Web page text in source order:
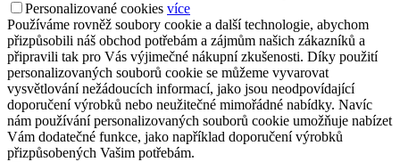
Personalizované cookies více
Používáme rovněž soubory cookie a další technologie, abychom
přizpůsobili náš obchod potřebám a zájmům našich zákazníků a
připravili tak pro Vás výjimečné nákupní zkušenosti. Díky použití
personalizovaných souborů cookie se můžeme vyvarovat
vysvětlování nežádoucích informací, jako jsou neodpovídající
doporučení výrobků nebo neužitečné mimořádné nabídky. Navíc
nám používání personalizovaných souborů cookie umožňuje nabízet
Vám dodatečné funkce, jako například doporučení výrobků
přizpůsobených Vašim potřebám.